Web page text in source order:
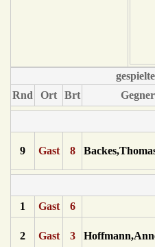
Rnd
Ort Brt Gegner
9 Gast 8
1
Gast 6
2 Gast 3